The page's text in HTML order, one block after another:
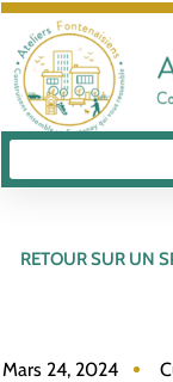
RETOUR SUR UN
Mars 24, 2024